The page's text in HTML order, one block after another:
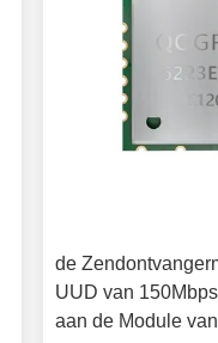
de
UUD van
aan de Module